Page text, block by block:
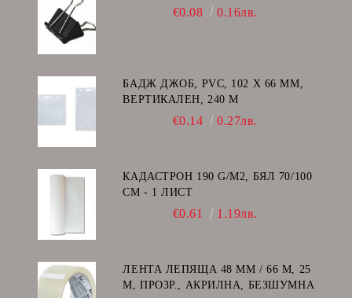
€0.08 0.16лв.
БАДЖ ДЖОБ, PVC, 102 Х 66 ММ,
ВЕРТИКАЛЕН, 240 Μ
€0.14 0.27лв.
КАДАСТРОН 190 G/M2, БЯЛ 70/100
СМ - 1 ЛИСТ
€0.61 1.19лв.
ЛЕНТА ЛЕПЯЩА 48 ММ / 66 М, 25
Μ, ПРОЗР., АКРИЛНА, БЕЗШУМНА